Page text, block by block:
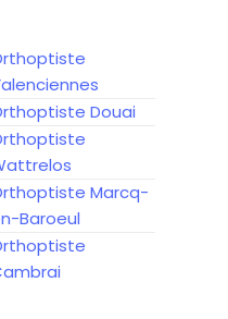
Douai
Marcq-
Baroeul